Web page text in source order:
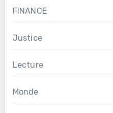
FINANCE
Justice
Lecture
Monde